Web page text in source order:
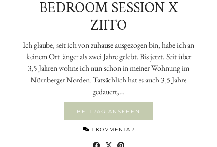
BEDROOM SESSION X
ZIITO
Ich glaube, seit ich von zuhause ausgezogen bin, habe ich an
keinem Ort länger als zwei Jahre gelebt. Bis jetzt. Seit über
3,5 Jahren wohne ich nun schon in meiner Wohnung im
Nürnberger Norden. Tatsächlich hat es auch 3,5 Jahre
gedauert,…
BEITRAG ANSEHEN
1 KOMMENTAR